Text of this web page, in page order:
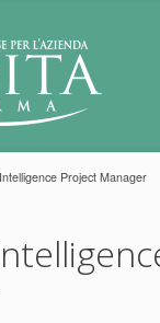
Project Manager